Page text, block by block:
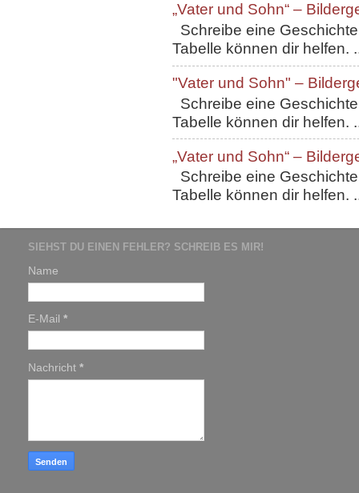
„Vater und Sohn“ –
Schreibe eine
Tabelle können dir helfen.
"Vater und Sohn" –
Schreibe eine
Tabelle können dir helfen.
„Vater und Sohn“ –
Schreibe eine
Tabelle können dir helfen.
SIEHST DU EINEN FEHLER? SCHREIB ES MIR!
Name
E-Mail *
Nachricht *